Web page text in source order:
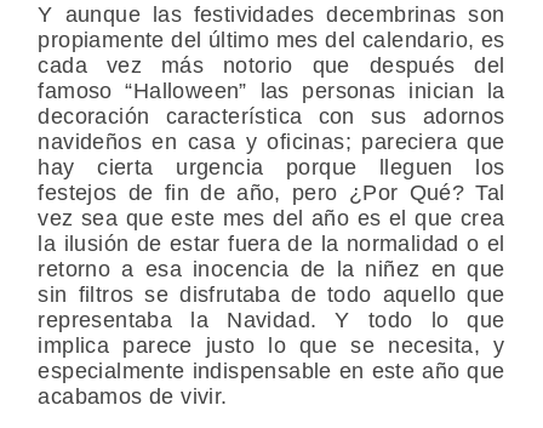
Y aunque las festividades decembrinas son
propiamente del último mes del calendario, es
cada vez más notorio que después del
famoso “Halloween” las personas inician la
decoración característica con sus adornos
navideños en casa y oficinas; pareciera que
hay cierta urgencia porque lleguen los
festejos de fin de año, pero ¿Por Qué? Tal
vez sea que este mes del año es el que crea
la ilusión de estar fuera de la normalidad o el
retorno a esa inocencia de la niñez en que
sin filtros se disfrutaba de todo aquello que
representaba la Navidad. Y todo lo que
implica parece justo lo que se necesita, y
especialmente indispensable en este año que
acabamos de vivir.